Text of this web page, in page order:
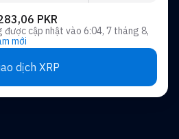
PKR
cập nhật vào 6:04, 7 tháng 8,
mới
dịch XRP